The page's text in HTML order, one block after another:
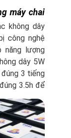
máy chai
không dây
công nghệ
năng lượng
dây 5W
đúng 3 tiếng
3.5h để